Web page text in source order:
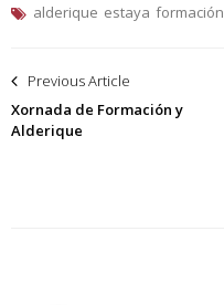
alderique estaya formación
Navegación
de
Previous Article
Xornada de Formación y
Alderique